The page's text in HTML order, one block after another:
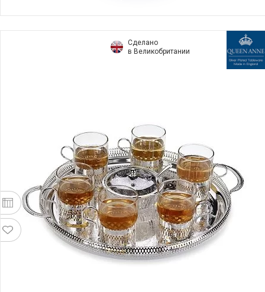
Сделано
в Великобритании